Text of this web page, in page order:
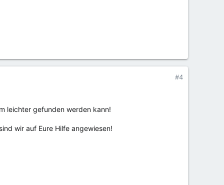
#4
leichter gefunden werden kann!
wir auf Eure Hilfe angewiesen!